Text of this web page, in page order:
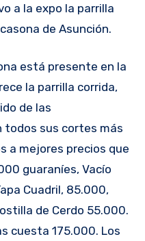
a la expo la parrilla
de Asunción.
está presente en la
la parrilla corrida,
de las
todos sus cortes más
a mejores precios que
guaraníes, Vacío
Cuadril, 85.000,
de Cerdo 55.000.
cuesta 175.000. Los